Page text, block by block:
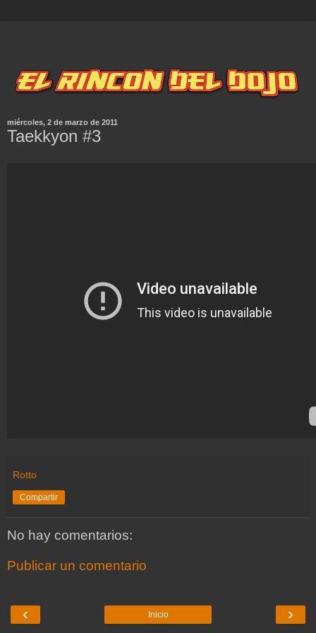
miércoles, 2 de marzo de 2011
Taekkyon #3
Rotto
Compartir
No hay comentarios:
Publicar un comentario
‹ ›
Inicio